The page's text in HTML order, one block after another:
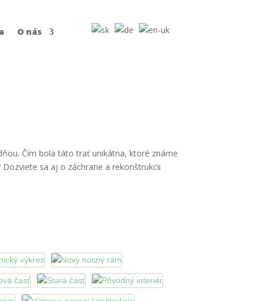
O nás
Čím bola táto trať unikátna, ktoré známe
sa aj o záchrane a rekonštrukcii